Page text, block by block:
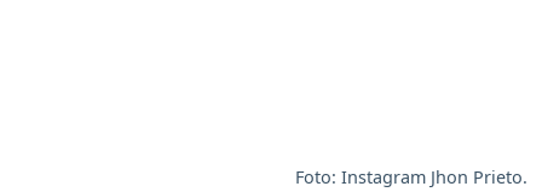
Foto: Instagram Jhon Prieto.